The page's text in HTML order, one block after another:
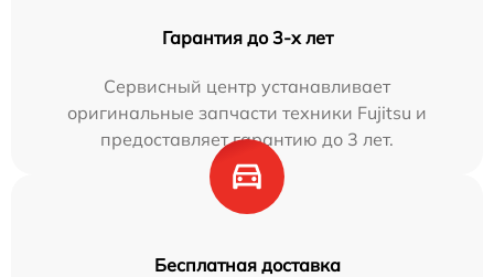
Гарантия до 3-х лет
Сервисный центр устанавливает
оригинальные запчасти техники Fujitsu и
предоставляет гарантию до 3 лет.
Бесплатная доставка